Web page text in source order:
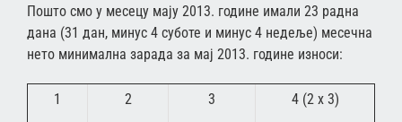
Пошто смо у месецу мају 2013. године имали 23 радна
дана (31 дан, минус 4 суботе и минус 4 недеље) месечна
нето минимална зарада за мај 2013. године износи:
1 2 3 4 (2 x 3)